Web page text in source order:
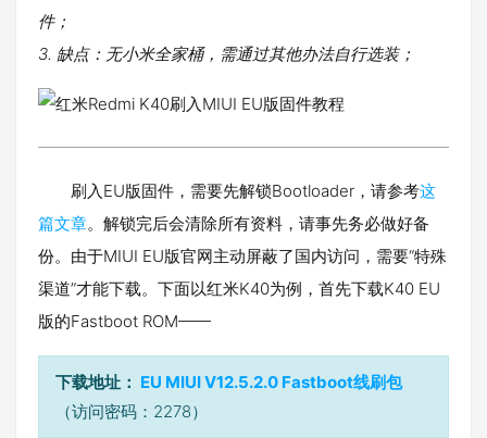
件；
3. 缺点：无小米全家桶，需通过其他办法自行选装；
刷入EU版固件，需要先解锁Bootloader，请参考这
篇文章。解锁完后会清除所有资料，请事先务必做好备
份。由于MIUI EU版官网主动屏蔽了国内访问，需要“特殊
渠道”才能下载。下面以红米K40为例，首先下载K40 EU
版的Fastboot ROM——
下载地址： EU MIUI V12.5.2.0 Fastboot线刷包
（访问密码：2278）